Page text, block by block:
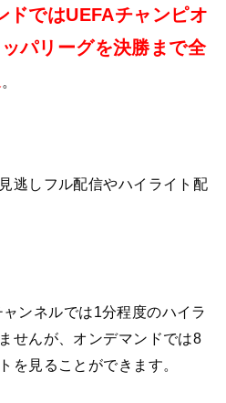
ドではUEFAチャンピオ
パリーグを決勝まで全
。
逃しフル配信やハイライト配
ンネルでは1分程度のハイラ
せんが、オンデマンドでは8
を見ることができます。